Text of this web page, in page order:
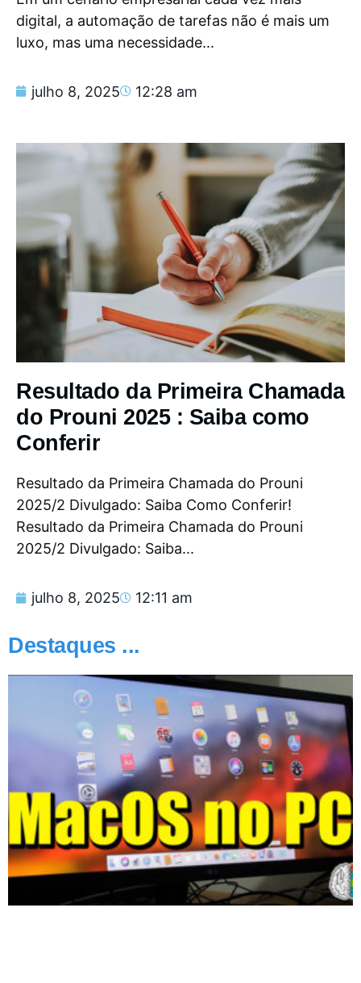
digital, a automação de tarefas não é mais um
luxo, mas uma necessidade...
julho 8, 2025 12:28 am
Resultado da Primeira Chamada
do Prouni 2025 : Saiba como
Conferir
Resultado da Primeira Chamada do Prouni
2025/2 Divulgado: Saiba Como Conferir!
Resultado da Primeira Chamada do Prouni
2025/2 Divulgado: Saiba...
julho 8, 2025 12:11 am
Destaques ...